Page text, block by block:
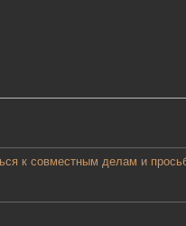
к совместным делам и